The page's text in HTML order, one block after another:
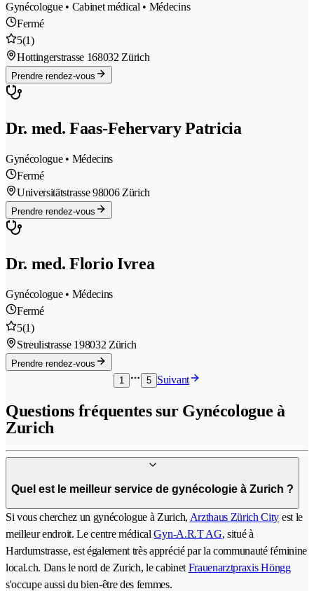
Gynécologue • Cabinet médical • Médecins
Fermé
5(1)
Hottingerstrasse 168032 Zürich
Prendre rendez-vous
Dr. med. Faas-Fehervary Patricia
Gynécologue • Médecins
Fermé
Universitätstrasse 98006 Zürich
Prendre rendez-vous
Dr. med. Florio Ivrea
Gynécologue • Médecins
Fermé
5(1)
Streulistrasse 198032 Zürich
Prendre rendez-vous
1
5 Suivant
Questions fréquentes sur Gynécologue à
Zurich
Quel est le meilleur service de gynécologie à Zurich ?
Si vous cherchez un gynécologue à Zurich, Arzthaus Zürich City est le
meilleur endroit. Le centre médicalGyn-A.R.T AG, situé à
Hardumstrasse, est également très apprécié par la communauté féminine
local.ch. Dans le nord de Zurich, le cabinet Frauenarztpraxis Höngg
s'occupe aussi du bien-être des femmes.